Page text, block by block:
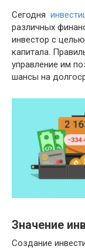
Сегодня
различных
инвестор с
капитала.
управление им
шансы на
Значение
Создание